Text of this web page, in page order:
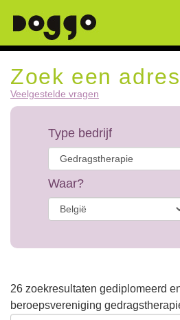
Zoek een adres
Veelgestelde vragen
Type bedrijf
Waar?
26 zoekresultaten gediplomeerd
beroepsvereniging